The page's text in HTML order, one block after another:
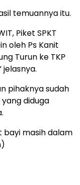
temuannya itu.
Piket SPKT
oleh Ps Kanit
Turun ke TKP
jelasnya.
pihaknya sudah
diduga
bayi masih dalam